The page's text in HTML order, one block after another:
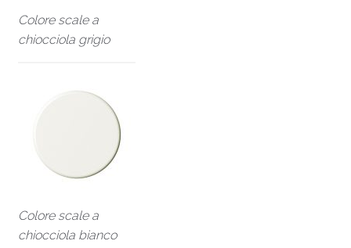
Colore scale a
chiocciola grigio
Colore scale a
chiocciola bianco